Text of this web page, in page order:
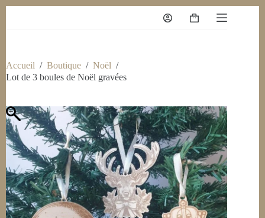
Accueil / Boutique / Noël /
Lot de 3 boules de Noël gravées